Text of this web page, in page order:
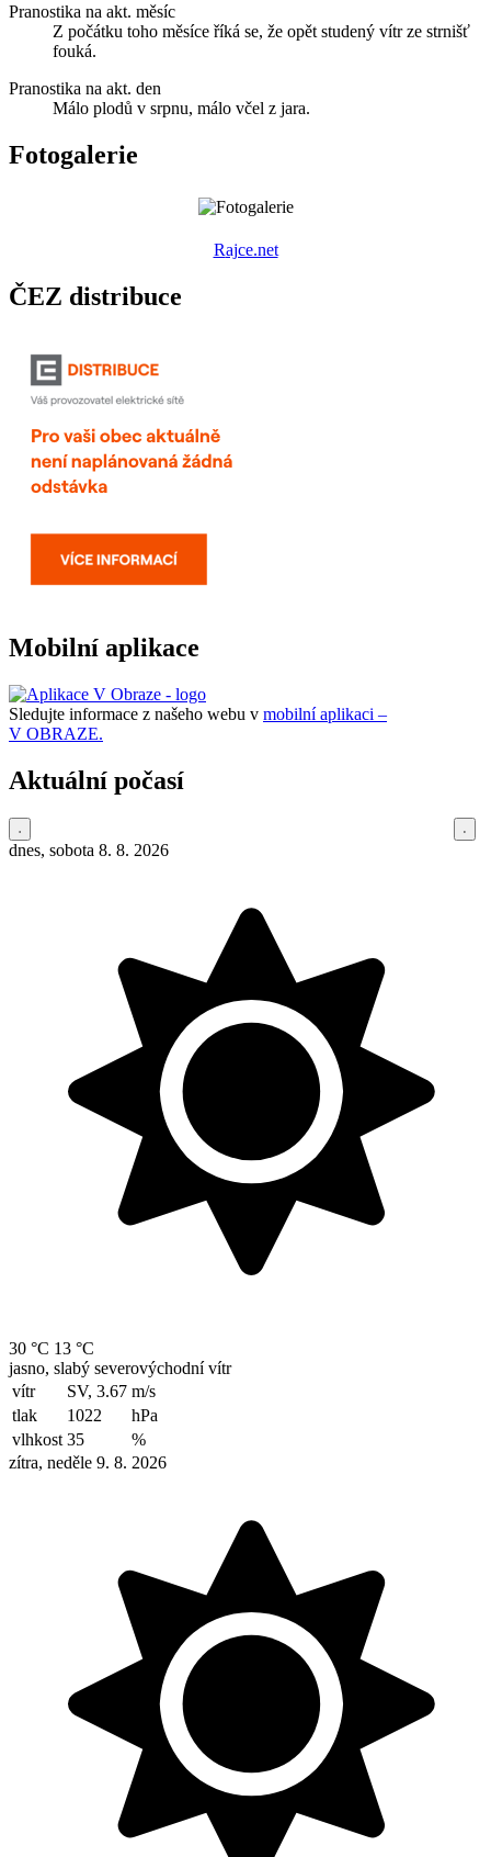
Pranostika na akt. měsíc
Z počátku toho měsíce říká se, že opět studený vítr ze strnišť
fouká.
Pranostika na akt. den
Málo plodů v srpnu, málo včel z jara.
Fotogalerie
Rajce.net
ČEZ distribuce
Mobilní aplikace
Sledujte informace z našeho webu v mobilní aplikaci –
V OBRAZE.
Aktuální počasí
dnes, sobota 8. 8. 2026
30 °C 13 °C
jasno, slabý severovýchodní vítr
vítr
SV, 3.67 m/s
tlak
1022
hPa
vlhkost 35
%
zítra, neděle 9. 8. 2026